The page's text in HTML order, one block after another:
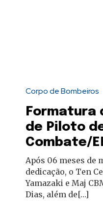
Corpo de Bombeiros
Formatura
de Piloto
Combate/
Após 06 meses de
dedicação, o Ten
Yamazaki e Maj
Dias, além de[…]